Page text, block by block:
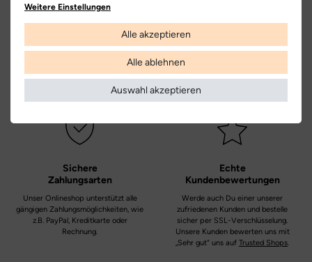
Innenfutter: Leder
Decksohle: Leder
Laufsohle: Naturkautschuk
Kostenlose
Die Lieferung innerhalb Deutschlands
versandkostenfrei und erfolgt mit
DHL.
Weitere Informationen
Nur
Wir verkaufen nur Origininalprodukte,
die direkt vom Hersteller bezogen
werden, in unseren Regalen liegen und
Sichere
Zahlungsarten
Unser Onlineshop unterstützt alle
gängigen Zahlungsmöglichkeiten, wie
z.B. PayPal, Kreditkarte oder
Rechnung.
Echte
Kundenbewertungen
Werde auch Du einer unserer
zufriedenen Kunden und bestelle
sicher per SSL-Verschlüsselung.
Unsere Kunden bewerten uns mit
„Sehr gut“ uns auf Trusted Shops.
Weitere Einstellungen
Alle akzeptieren
Alle ablehnen
Auswahl akzeptieren